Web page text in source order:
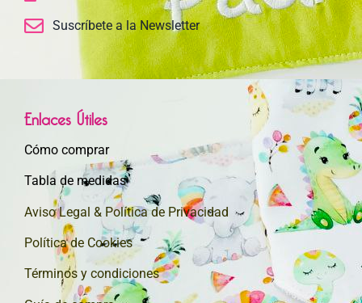
Suscríbete a la Newsletter
Enlaces Útiles
Cómo comprar
Tabla de medidas
Aviso Legal & Política de Privacidad
Política de Cookies
Términos y condiciones